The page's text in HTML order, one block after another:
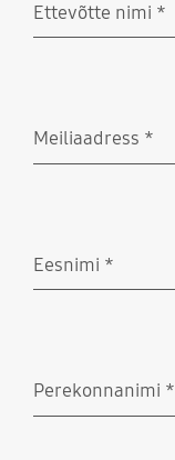
Ettevõtte nimi *
Meiliaadress *
Eesnimi *
Perekonnanimi *